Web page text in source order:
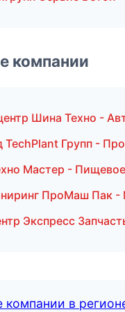
компании
Шина Техно -
TechPlant Групп -
Мастер -
ПроМаш Пак -
Экспресс
компании в